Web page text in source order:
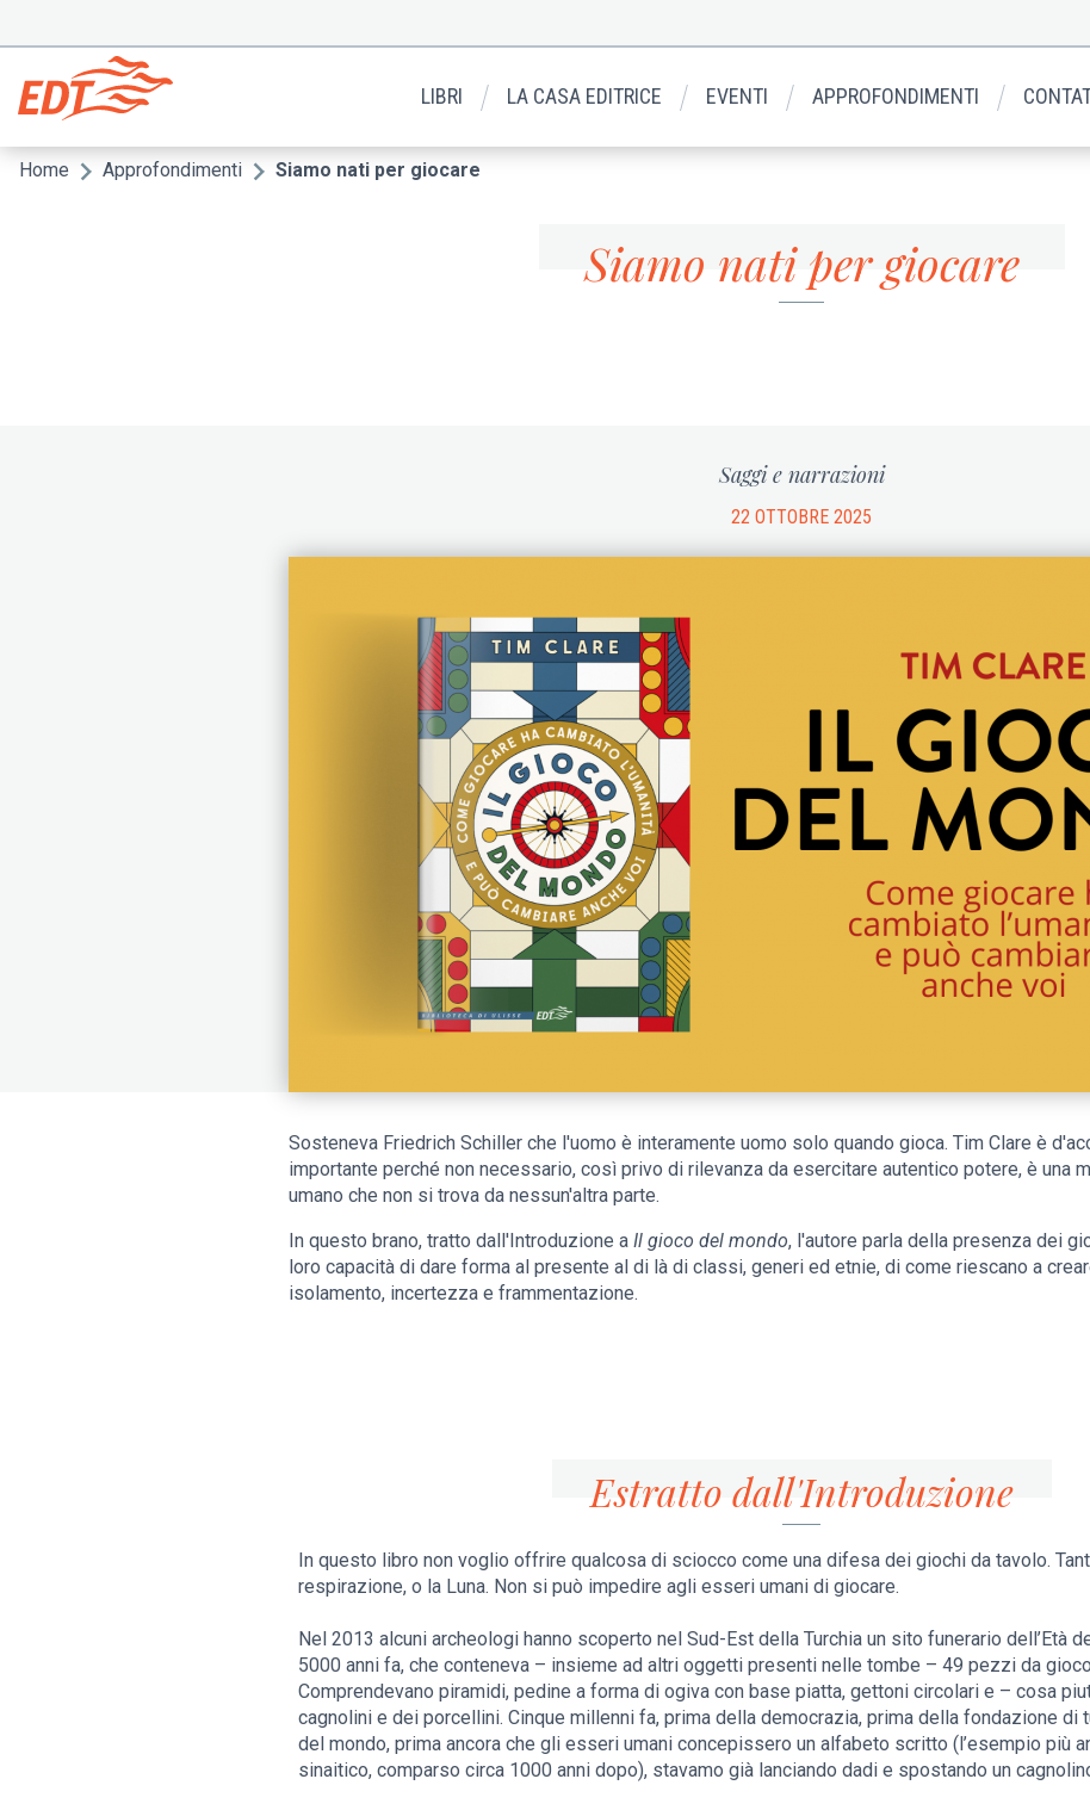
contenuto
principale
Menu
secondario
LIBRI LA CASA EDITRICE EVENTI APPROFONDIMENTI
Briciole
Home Approfondimenti Siamo nati per giocare
Siamo nati per giocare
Saggi e narrazioni
22 OTTOBRE 2025
Sosteneva Friedrich Schiller che l'uomo è interamente uomo solo quando gioca. Tim Clare è
importante perché non necessario, così privo di rilevanza da esercitare autentico potere, è una
umano che non si trova da nessun'altra parte.
In questo brano, tratto dall'Introduzione a Il gioco del mondo, l'autore parla della presenza dei
loro capacità di dare forma al presente al di là di classi, generi ed etnie, di come riescano a
isolamento, incertezza e frammentazione.
Estratto dall'Introduzione
In questo libro non voglio offrire qualcosa di sciocco come una difesa dei giochi da tavolo.
respirazione, o la Luna. Non si può impedire agli esseri umani di giocare.
Nel 2013 alcuni archeologi hanno scoperto nel Sud-Est della Turchia un sito funerario dell’Età
5000 anni fa, che conteneva – insieme ad altri oggetti presenti nelle tombe – 49 pezzi da
Comprendevano piramidi, pedine a forma di ogiva con base piatta, gettoni circolari e – cosa
cagnolini e dei porcellini. Cinque millenni fa, prima della democrazia, prima della fondazione
del mondo, prima ancora che gli esseri umani concepissero un alfabeto scritto (l’esempio più
sinaitico, comparso circa 1000 anni dopo), stavamo già lanciando dadi e spostando un